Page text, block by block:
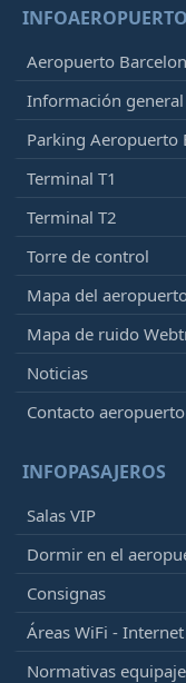
INFOAEROPUERTO
Aeropuerto
Información general
Parking Aeropuerto
Terminal T1
Terminal T2
Torre de control
Mapa del
Mapa de ruido
Noticias
Contacto aeropuerto
INFOPASAJEROS
Salas VIP
Dormir en el
Consignas
Áreas WiFi - Internet
Normativas